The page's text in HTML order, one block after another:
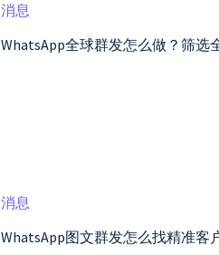
消息
WhatsApp全球群发怎么做？筛选
消息
WhatsApp图文群发怎么找精准客